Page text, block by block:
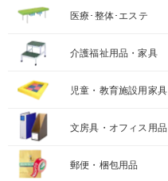
医療･整体･エステ
介護福祉用品・家具
児童・教育施設用家具
文房具・オフィス用品
郵便・梱包用品